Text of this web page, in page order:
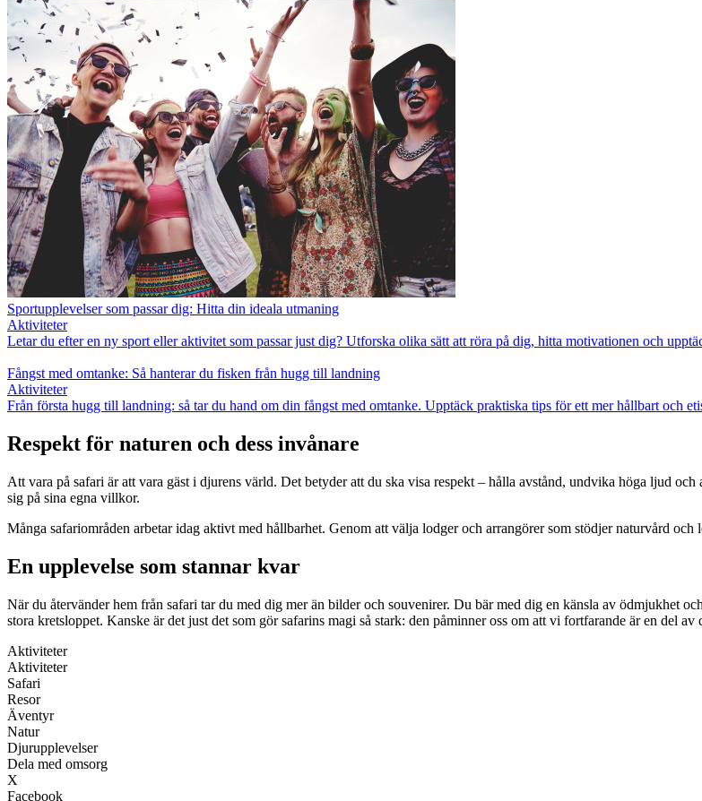
Sportupplevelser som passar dig: Hitta din ideala utmaning
Aktiviteter
Letar du efter en ny sport eller aktivitet som passar just dig? Utforska olika sätt att röra på dig, hitta motivationen och
Fångst med omtanke: Så hanterar du fisken från hugg till landning
Aktiviteter
Från första hugg till landning: så tar du hand om din fångst med omtanke. Upptäck praktiska tips för ett mer hållbart och
Respekt för naturen och dess invånare
Att vara på safari är att vara gäst i djurens värld. Det betyder att du ska visa respekt – hålla avstånd, undvika höga ljud
sig på sina egna villkor.
Många safariområden arbetar idag aktivt med hållbarhet. Genom att välja lodger och arrangörer som stödjer naturvård
En upplevelse som stannar kvar
När du återvänder hem från safari tar du med dig mer än bilder och souvenirer. Du bär med dig en känsla av ödmjukhet
stora kretsloppet. Kanske är det just det som gör safarins magi så stark: den påminner oss om att vi fortfarande är en del av
Aktiviteter
Aktiviteter
Safari
Resor
Äventyr
Natur
Djurupplevelser
Dela med omsorg
X
Facebook